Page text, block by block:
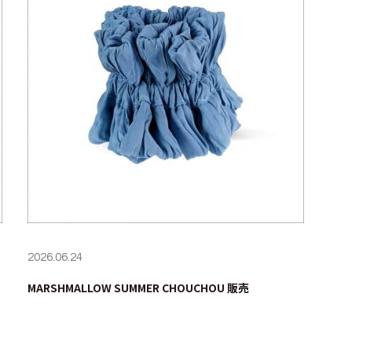
2026.06.24
MARSHMALLOW SUMMER CHOUCHOU 販売